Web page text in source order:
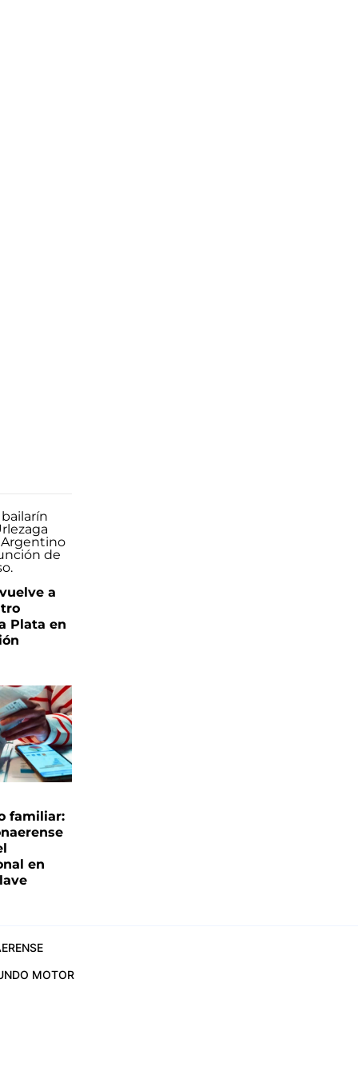
a
Plata en
familiar:
en
MOTOR